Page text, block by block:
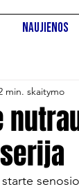
Naujienos
min. skaitymo